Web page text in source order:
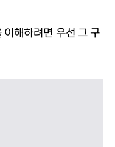
해하려면 우선 그 구